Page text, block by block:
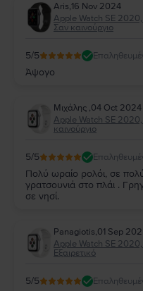
Aris,16 Nov 2024
Apple Watch SE
Σαν καινούργιο
5/5
Άψογο
Μιχάλης ,04 Oct 2024
Apple Watch SE
καινούργιο
5/5
Πολύ ωραίο ρολόι, σε
γρατσουνιά στο πλάι .
σε νησί.
Panagiotis,01 Sep
Apple Watch SE
Εξαιρετικό
5/5